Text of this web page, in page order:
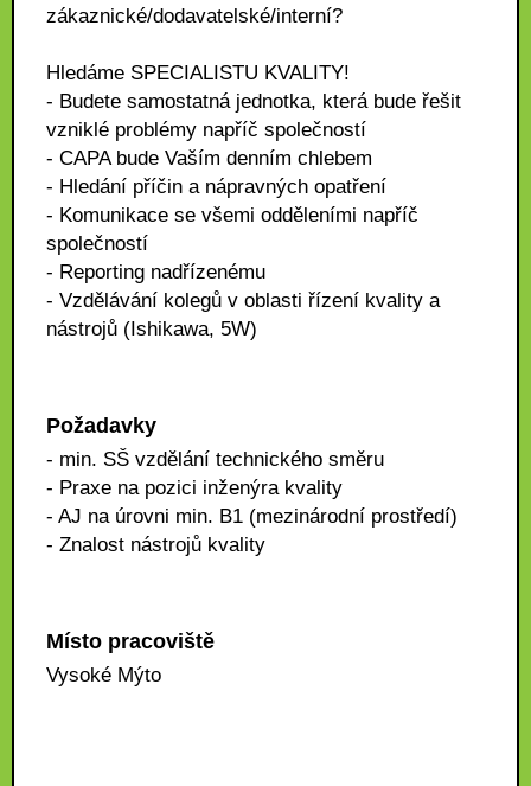
zákaznické/dodavatelské/interní?
Hledáme SPECIALISTU KVALITY!
- Budete samostatná jednotka, která bude řešit
vzniklé problémy napříč společností
- CAPA bude Vaším denním chlebem
- Hledání příčin a nápravných opatření
- Komunikace se všemi odděleními napříč
společností
- Reporting nadřízenému
- Vzdělávání kolegů v oblasti řízení kvality a
nástrojů (Ishikawa, 5W)
Požadavky
- min. SŠ vzdělání technického směru
- Praxe na pozici inženýra kvality
- AJ na úrovni min. B1 (mezinárodní prostředí)
- Znalost nástrojů kvality
Místo pracoviště
Vysoké Mýto